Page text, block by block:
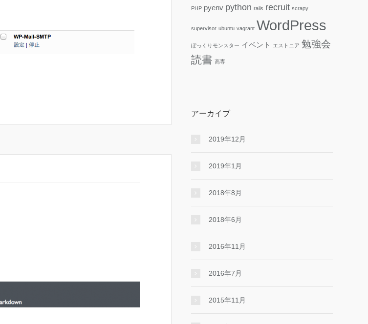
PHP pyenv python rails recruit scrapy
supervisor ubuntu vagrant WordPress
ぽっくりモンスター イベント エストニア 勉強会
読書 高専
アーカイブ
2019年12月
2019年1月
2018年8月
2018年6月
2016年11月
2016年7月
2015年11月